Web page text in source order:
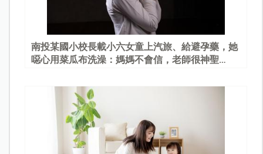
南投某國小校長載小六女童上汽旅、給避孕藥，她
噁心用菜瓜布洗澡：媽媽不會信，老師很神聖…